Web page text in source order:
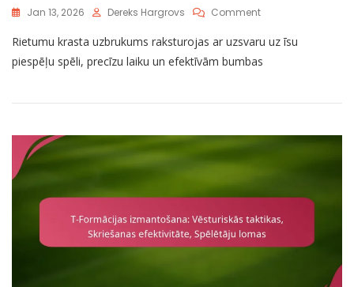
Jan 13, 2026 Dereks Hargrovs CommentOn
Krasta
Uzbrukuma
Piespēļu
Rietumu krasta uzbrukums raksturojas ar uzsvaru uz īsu
piespēļu spēli, precīzu laiku un efektīvām bumbas